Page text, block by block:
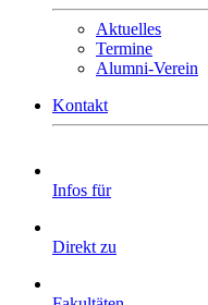
Aktuelles
Termine
Alumni-Verein
Kontakt
Infos für
Direkt zu